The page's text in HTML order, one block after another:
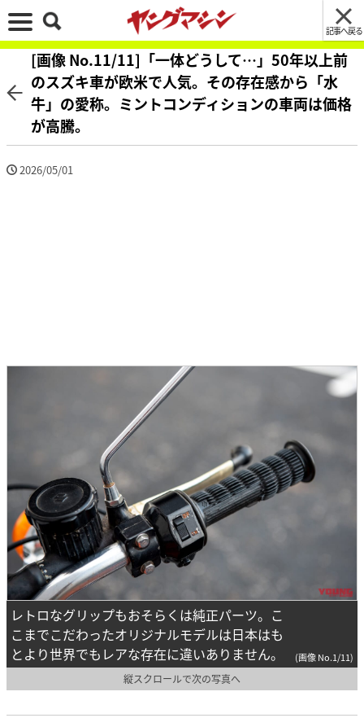
記事へ戻る
[画像 No.11/11]「一体どうして…」50年以上前
のスズキ車が欧米で人気。その存在感から「水
牛」の愛称。ミントコンディションの車両は価格
が高騰。
2026/05/01
レトロなグリップもおそらくは純正パーツ。こ
こまでこだわったオリジナルモデルは日本はも
とより世界でもレアな存在に違いありません。
(画像 No.1/11)
縦スクロールで次の写真へ